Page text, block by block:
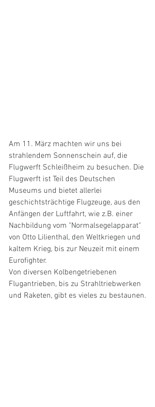
Am 11. März machten wir uns bei
strahlendem Sonnenschein auf, die
Flugwerft Schleißheim zu besuchen. Die
Flugwerft ist Teil des Deutschen
Museums und bietet allerlei
geschichtsträchtige Flugzeuge, aus den
Anfängen der Luftfahrt, wie z.B. einer
Nachbildung vom "Normalsegelapparat"
von Otto Lilienthal, den Weltkriegen und
kaltem Krieg, bis zur Neuzeit mit einem
Eurofighter.
Von diversen Kolbengetriebenen
Flugantrieben, bis zu Strahltriebwerken
und Raketen, gibt es vieles zu bestaunen.